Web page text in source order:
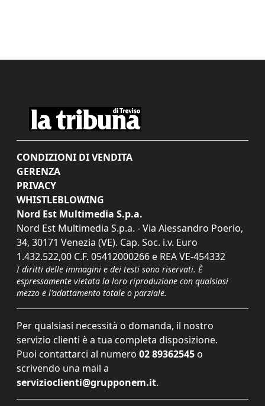
CONDIZIONI DI VENDITA
GERENZA
PRIVACY
WHISTLEBLOWING
Nord Est Multimedia S.p.a.
Nord Est Multimedia S.p.a. - Via Alessandro Poerio,
34, 30171 Venezia (VE). Cap. Soc. i.v. Euro
1.432.522,00 C.F. 05412000266 e REA VE-454332
I diritti delle immagini e dei testi sono riservati. È
espressamente vietata la loro riproduzione con qualsiasi
mezzo e l'adattamento totale o parziale.
Per qualsiasi necessità o domanda, il nostro
servizio clienti è a tua completa disposizione.
Puoi contattarci al numero 02 89362545 o
scrivendo una mail a
servizioclienti@grupponem.it.